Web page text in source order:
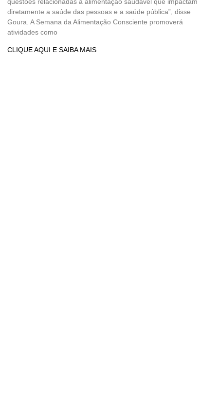
diretamente a saúde das pessoas e a saúde pública”, disse
Goura. A Semana da Alimentação Consciente promoverá
atividades como
CLIQUE AQUI E SAIBA MAIS